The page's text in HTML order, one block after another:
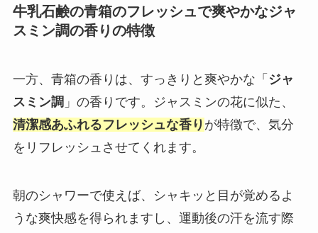
牛乳石鹸の青箱のフレッシュで爽やかなジャ
スミン調の香りの特徴
一方、青箱の香りは、すっきりと爽やかな「 ジャ
スミン調 」の香りです。ジャスミンの花に似た、
清潔感あふれるフレッシュな香り が特徴で、気分
をリフレッシュさせてくれます。
朝のシャワーで使えば、シャキッと目が覚めるよ
うな爽快感を得られますし、運動後の汗を流す際